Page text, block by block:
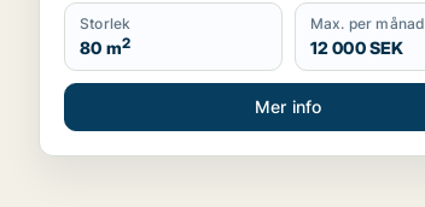
Storlek
80 m2
Max. per månad
12 000 SEK
Mer info